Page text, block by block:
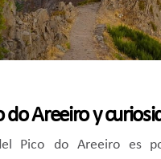
do Areeiro y
Pico do Areeiro es